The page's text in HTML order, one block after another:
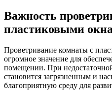
Важность
пластиковыми
Проветривание комнаты с
огромное значение для
помещении. При
становится загрязненным и
благоприятную среду для